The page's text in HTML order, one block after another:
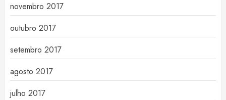
novembro 2017
outubro 2017
setembro 2017
agosto 2017
julho 2017